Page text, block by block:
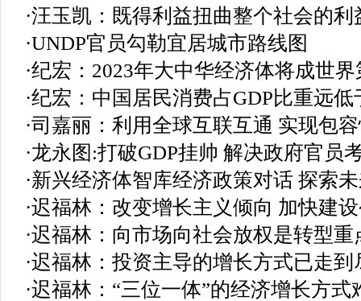
·汪玉凯：既得利益扭曲整个社会的利
·UNDP官员勾勒宜居城市路线图
·纪宏：2023年大中华经济体将成世
·纪宏：中国居民消费占GDP比重远低
·司嘉丽：利用全球互联互通 实现包
·龙永图:打破GDP挂帅 解决政府官员
·新兴经济体智库经济政策对话 探索
·迟福林：改变增长主义倾向 加快建
·迟福林：向市场向社会放权是转型重
·迟福林：投资主导的增长方式已走到
·迟福林：“三位一体”的经济增长方式